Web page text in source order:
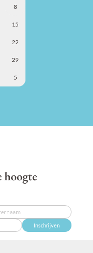
8
15
22
29
5
hoogte
Inschrijven